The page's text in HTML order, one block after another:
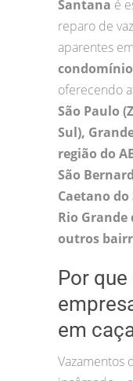
Santana é
reparo de
aparentes em
oferecendo
São Paulo
Sul),
região do
São
Caetano
Rio Grande
outros
Por
em
Vazamentos